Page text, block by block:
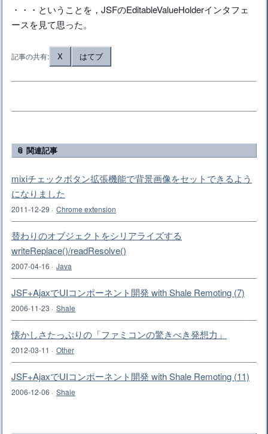
・・・ということを，JSFのEditableValueHolderインタフェ
ースを見て思った。
記事の共有: X はてブ
📎 関連記事
mixiチェックボタン拡張機能で背景画像をセットできるよう
になりました
2011-12-29 · Chrome extension
替わりのオブジェクトをシリアライズする
writeReplace()/readResolve()
2007-04-16 · Java
JSF+AjaxでUIコンポーネント開発 with Shale Remoting (7)
2006-11-23 · Shale
懐かしさたっぷりの「ファミコンの驚きべき発想力」
2012-03-11 · Other
JSF+AjaxでUIコンポーネント開発 with Shale Remoting (11)
2006-12-06 · Shale